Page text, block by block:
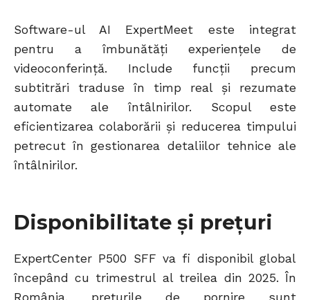
Software-ul AI ExpertMeet este integrat
pentru a îmbunătăți experiențele de
videoconferință. Include funcții precum
subtitrări traduse în timp real și rezumate
automate ale întâlnirilor. Scopul este
eficientizarea colaborării și reducerea timpului
petrecut în gestionarea detaliilor tehnice ale
întâlnirilor.
Disponibilitate și prețuri
ExpertCenter P500 SFF va fi disponibil global
începând cu trimestrul al treilea din 2025. În